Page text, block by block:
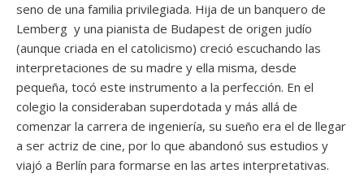
seno de una familia privilegiada. Hija de un banquero de
Lemberg y una pianista de Budapest de origen judío
(aunque criada en el catolicismo) creció escuchando las
interpretaciones de su madre y ella misma, desde
pequeña, tocó este instrumento a la perfección. En el
colegio la consideraban superdotada y más allá de
comenzar la carrera de ingeniería, su sueño era el de llegar
a ser actriz de cine, por lo que abandonó sus estudios y
viajó a Berlín para formarse en las artes interpretativas.